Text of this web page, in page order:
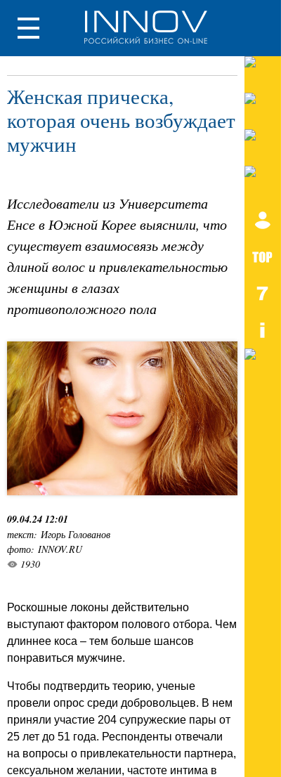
Женская прическа,
которая очень возбуждает
мужчин
Исследователи из Университета
Енсе в Южной Корее выяснили, что
существует взаимосвязь между
длиной волос и привлекательностью
женщины в глазах
противоположного пола
09.04.24 12:01
текст: Игорь Голованов
фото: INNOV.RU
1930
Роскошные локоны действительно
выступают фактором полового отбора. Чем
длиннее коса – тем больше шансов
понравиться мужчине.
Чтобы подтвердить теорию, ученые
провели опрос среди добровольцев. В нем
приняли участие 204 супружеские пары от
25 лет до 51 года. Респонденты отвечали
на вопросы о привлекательности партнера,
сексуальном желании, частоте интима в